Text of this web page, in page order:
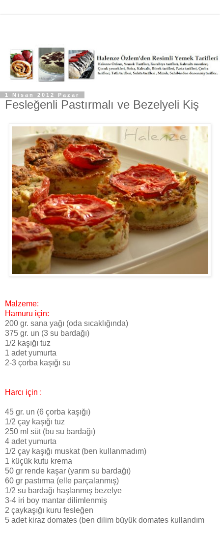
1 Nisan 2012 Pazar
Fesleğenli Pastırmalı ve Bezelyeli Kiş
Malzeme:
Hamuru için:
200 gr. sana yağı (oda sıcaklığında)
375 gr. un (3 su bardağı)
1/2 kaşığı tuz
1 adet yumurta
2-3 çorba kaşığı su
Harcı için :
45 gr. un (6 çorba kaşığı)
1/2 çay kaşığı tuz
250 ml süt (bu su bardağı)
4 adet yumurta
1/2 çay kaşığı muskat (ben kullanmadım)
1 küçük kutu krema
50 gr rende kaşar (yarım su bardağı)
60 gr pastırma (elle parçalanmış)
1/2 su bardağı haşlanmış bezelye
3-4 iri boy mantar dilimlenmiş
2 çaykaşığı kuru fesleğen
5 adet kiraz domates (ben dilim büyük domates kullandım